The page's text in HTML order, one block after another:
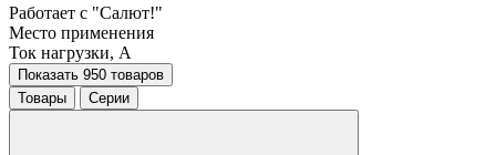
Работает с "Салют!"
Место применения
Ток нагрузки, A
Показать 950 товаров
Товары
Серии